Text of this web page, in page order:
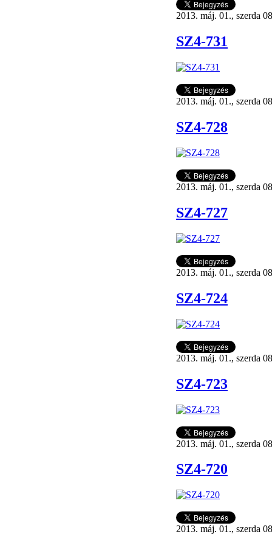
2013. máj. 01., szerda
SZ4-731
2013. máj. 01., szerda
SZ4-728
2013. máj. 01., szerda
SZ4-727
2013. máj. 01., szerda
SZ4-724
2013. máj. 01., szerda
SZ4-723
2013. máj. 01., szerda
SZ4-720
2013. máj. 01., szerda